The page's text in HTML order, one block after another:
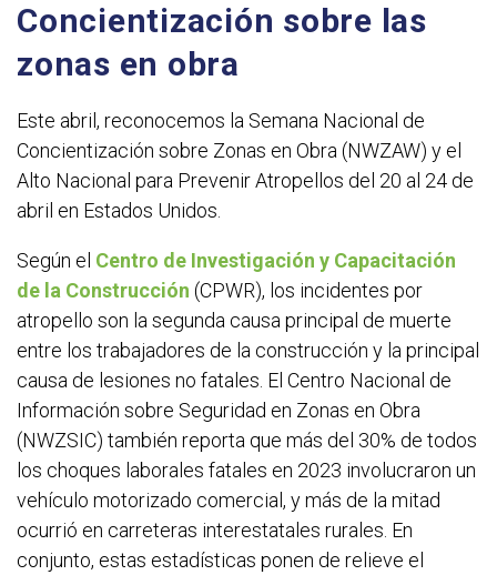
Concientización sobre las
zonas en obra
Este abril, reconocemos la Semana Nacional de
Concientización sobre Zonas en Obra (NWZAW) y el
Alto Nacional para Prevenir Atropellos del 20 al 24 de
abril en Estados Unidos.
Según el Centro de Investigación y Capacitación
de la Construcción (CPWR), los incidentes por
atropello son la segunda causa principal de muerte
entre los trabajadores de la construcción y la principal
causa de lesiones no fatales. El Centro Nacional de
Información sobre Seguridad en Zonas en Obra
(NWZSIC) también reporta que más del 30% de todos
los choques laborales fatales en 2023 involucraron un
vehículo motorizado comercial, y más de la mitad
ocurrió en carreteras interestatales rurales. En
conjunto, estas estadísticas ponen de relieve el